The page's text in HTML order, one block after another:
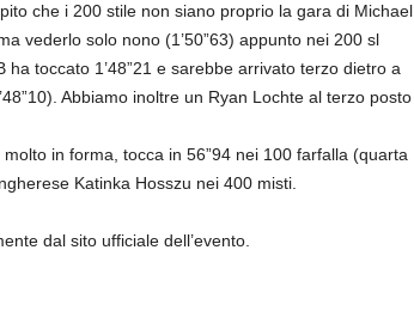
che i 200 stile non siano proprio la gara di Michael
vederlo solo nono (1’50”63) appunto nei 200 sl
ha toccato 1’48”21 e sarebbe arrivato terzo dietro a
Abbiamo inoltre un Ryan Lochte al terzo posto
in forma, tocca in 56”94 nei 100 farfalla (quarta
Katinka Hosszu nei 400 misti.
dal sito ufficiale dell’evento.